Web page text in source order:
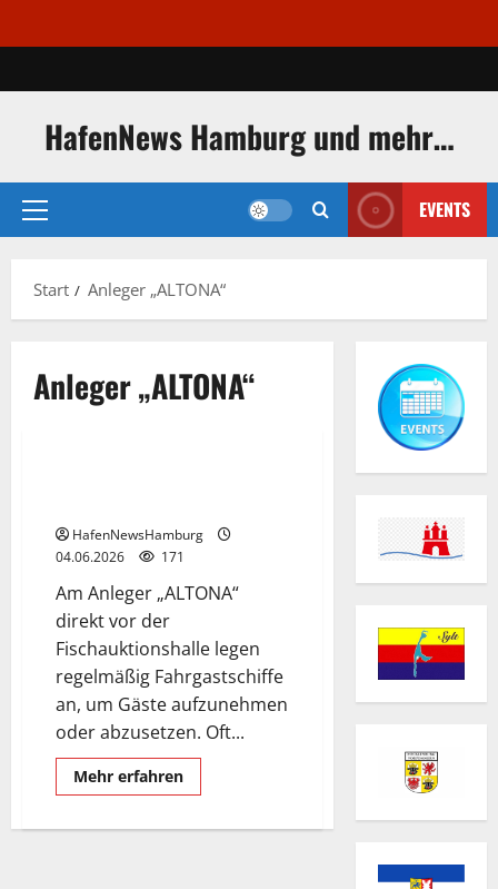
Inhalt
HafenNews Hamburg und mehr…
Primäres
EVENTS
Start Anleger „ALTONA“
Anleger „ALTONA“
Anleger „ALTONA“
HafenNewsHamburg
04.06.2026
171
Am Anleger „ALTONA“
direkt vor der
Fischauktionshalle legen
regelmäßig Fahrgastschiffe
an, um Gäste aufzunehmen
oder abzusetzen. Oft...
Mehr erfahrenMehr
Informationen
„ALTONA“